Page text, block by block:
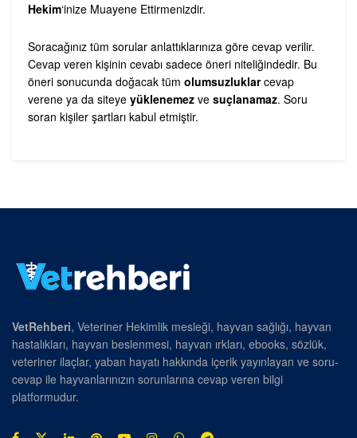
Hekim‘inize Muayene Ettirmenizdir.
Soracağınız tüm sorular anlattıklarınıza göre cevap verilir.
Cevap veren kişinin cevabı sadece öneri niteliğindedir. Bu
öneri sonucunda doğacak tüm olumsuzluklarcevap
verene ya da siteye yüklenemez ve suçlanamaz. Soru
soran kişiler şartları kabul etmiştir.
VetRehberi, Veteriner Hekimlik mesleği, hayvan sağlığı, hayvan
hastalıkları, hayvan beslenmesi, hayvan ırkları, ebooks, sözlük,
veteriner ilaçlar, yaban hayatı hakkında içerik yayınlayan ve soru-
cevap ile hayvanlarınızın sorunlarına cevap veren bilgi
platformudur.